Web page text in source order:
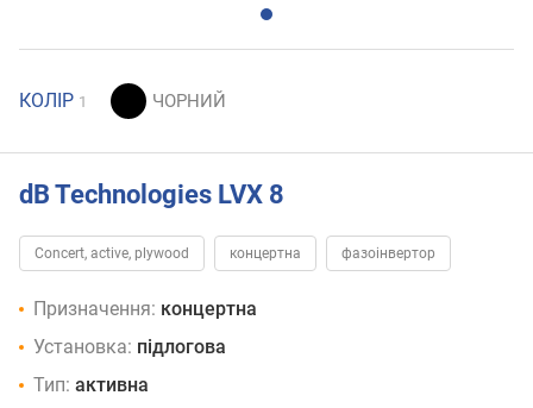
КОЛІР 1
dB Technologies LVX 8
Concert, active, plywood концертна фазоінвертор
Призначення: концертна
Установка: підлогова
Тип: активна